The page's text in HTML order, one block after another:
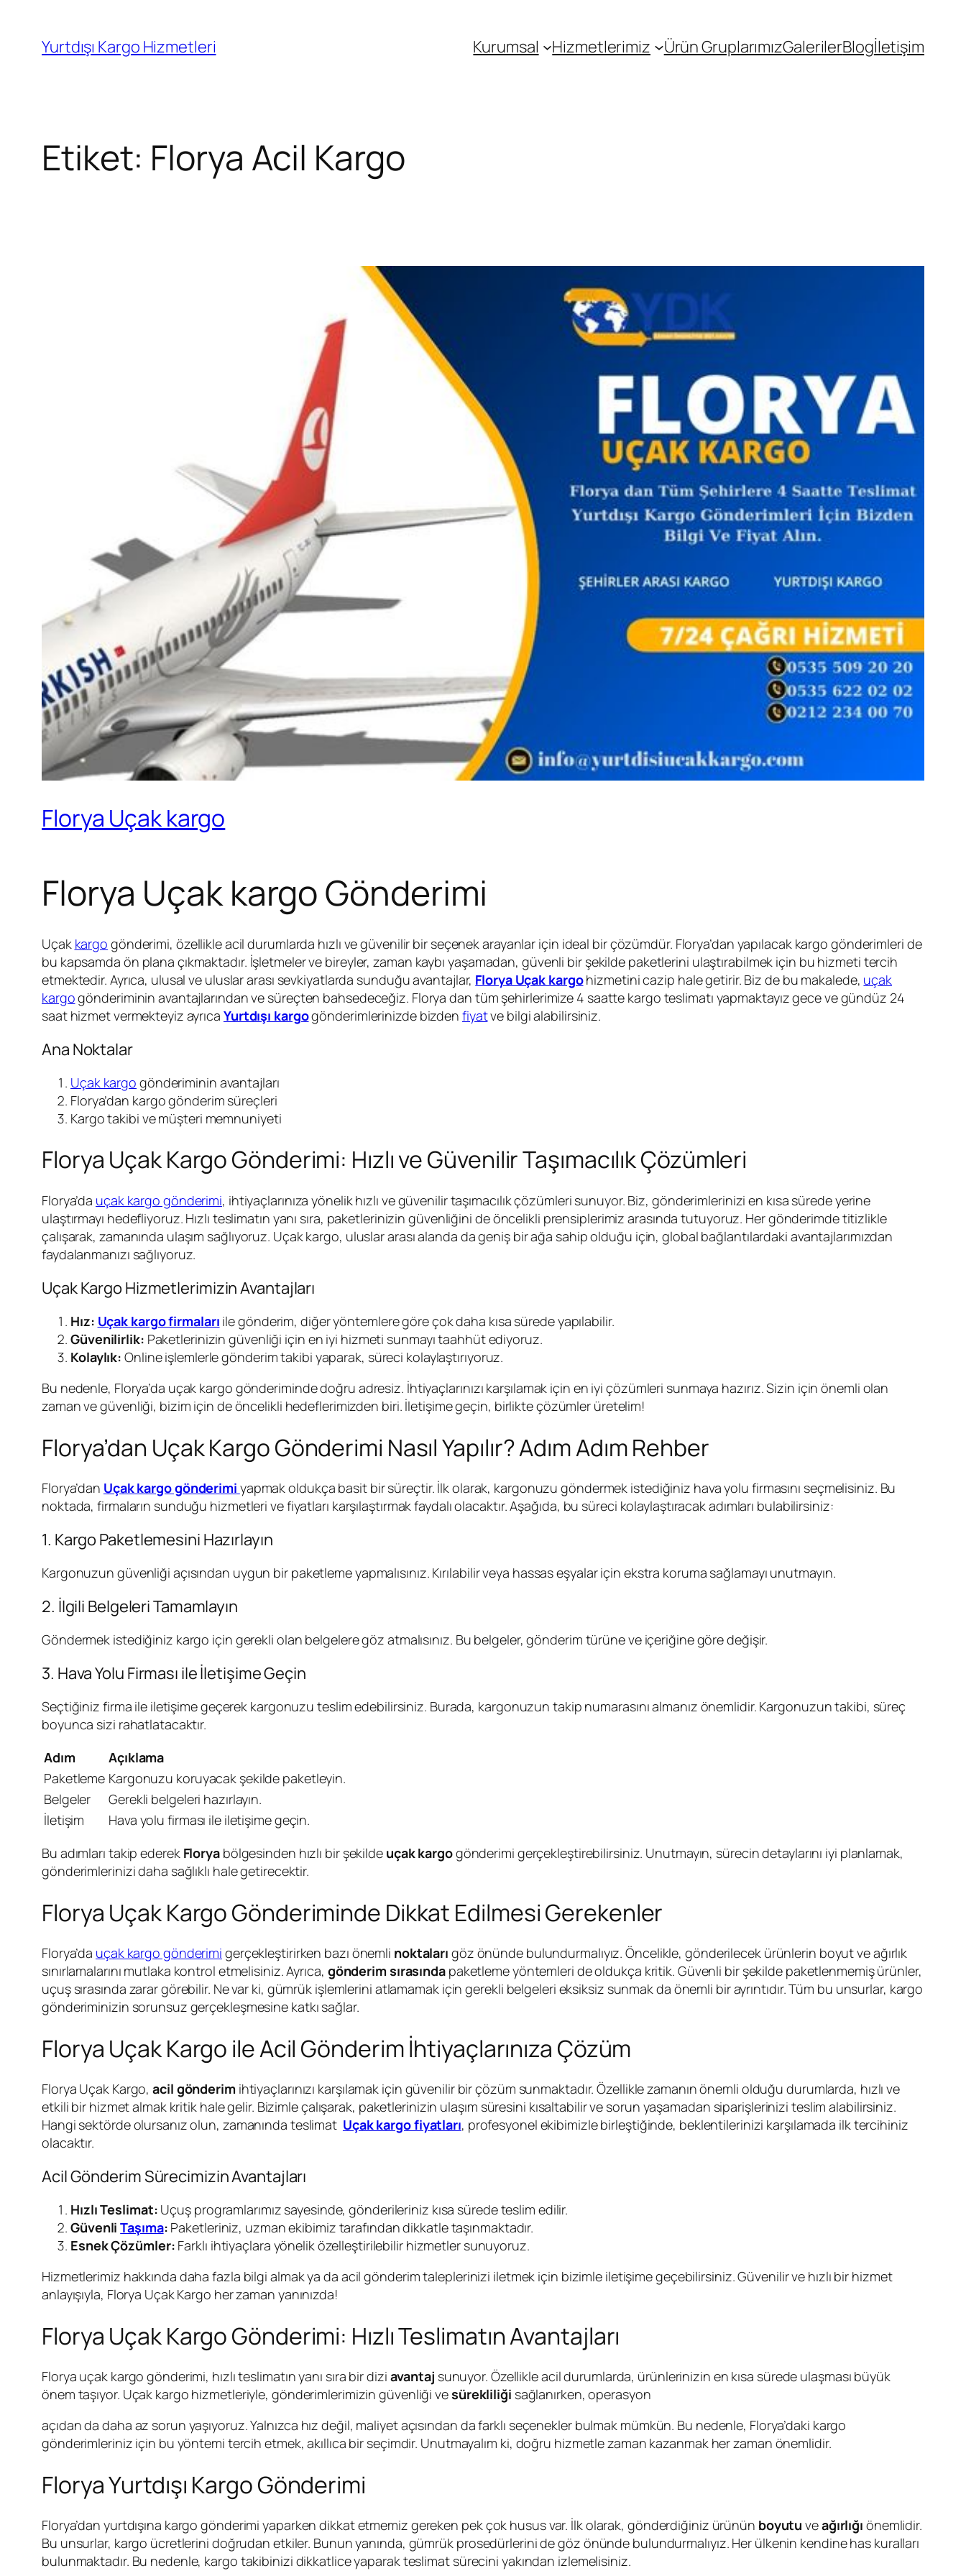
Yurtdışı Kargo Hizmetleri Kurumsal Hizmetlerimiz Ürün GruplarımızGalerilerBlogİletişim
Etiket: Florya Acil Kargo
Florya Uçak kargo
Florya Uçak kargo Gönderimi
Uçak kargo gönderimi, özellikle acil durumlarda hızlı ve güvenilir bir seçenek arayanlar için ideal bir çözümdür. Florya’dan yapılacak kargo gönderimleri de
bu kapsamda ön plana çıkmaktadır. İşletmeler ve bireyler, zaman kaybı yaşamadan, güvenli bir şekilde paketlerini ulaştırabilmek için bu hizmeti tercih
etmektedir. Ayrıca, ulusal ve uluslar arası sevkiyatlarda sunduğu avantajlar, Florya Uçak kargohizmetini cazip hale getirir. Biz de bu makalede, uçak
kargogönderiminin avantajlarından ve süreçten bahsedeceğiz. Florya dan tüm şehirlerimize 4 saatte kargo teslimatı yapmaktayız gece ve gündüz 24
saat hizmet vermekteyiz ayrıca Yurtdışı kargogönderimlerinizde bizden fiyatve bilgi alabilirsiniz.
Ana Noktalar
Uçak kargo gönderiminin avantajları
Florya’dan kargo gönderim süreçleri
Kargo takibi ve müşteri memnuniyeti
Florya Uçak Kargo Gönderimi: Hızlı ve Güvenilir Taşımacılık Çözümleri
Florya’da uçak kargo gönderimi, ihtiyaçlarınıza yönelik hızlı ve güvenilir taşımacılık çözümleri sunuyor. Biz, gönderimlerinizi en kısa sürede yerine
ulaştırmayı hedefliyoruz. Hızlı teslimatın yanı sıra, paketlerinizin güvenliğini de öncelikli prensiplerimiz arasında tutuyoruz. Her gönderimde titizlikle
çalışarak, zamanında ulaşım sağlıyoruz. Uçak kargo, uluslar arası alanda da geniş bir ağa sahip olduğu için, global bağlantılardaki avantajlarımızdan
faydalanmanızı sağlıyoruz.
Uçak Kargo Hizmetlerimizin Avantajları
Hız: Uçak kargo firmaları ile gönderim, diğer yöntemlere göre çok daha kısa sürede yapılabilir.
Güvenilirlik: Paketlerinizin güvenliği için en iyi hizmeti sunmayı taahhüt ediyoruz.
Kolaylık: Online işlemlerle gönderim takibi yaparak, süreci kolaylaştırıyoruz.
Bu nedenle, Florya’da uçak kargo gönderiminde doğru adresiz. İhtiyaçlarınızı karşılamak için en iyi çözümleri sunmaya hazırız. Sizin için önemli olan
zaman ve güvenliği, bizim için de öncelikli hedeflerimizden biri. İletişime geçin, birlikte çözümler üretelim!
Florya’dan Uçak Kargo Gönderimi Nasıl Yapılır? Adım Adım Rehber
Florya’dan Uçak kargo gönderimi yapmak oldukça basit bir süreçtir. İlk olarak, kargonuzu göndermek istediğiniz hava yolu firmasını seçmelisiniz. Bu
noktada, firmaların sunduğu hizmetleri ve fiyatları karşılaştırmak faydalı olacaktır. Aşağıda, bu süreci kolaylaştıracak adımları bulabilirsiniz:
1. Kargo Paketlemesini Hazırlayın
Kargonuzun güvenliği açısından uygun bir paketleme yapmalısınız. Kırılabilir veya hassas eşyalar için ekstra koruma sağlamayı unutmayın.
2. İlgili Belgeleri Tamamlayın
Göndermek istediğiniz kargo için gerekli olan belgelere göz atmalısınız. Bu belgeler, gönderim türüne ve içeriğine göre değişir.
3. Hava Yolu Firması ile İletişime Geçin
Seçtiğiniz firma ile iletişime geçerek kargonuzu teslim edebilirsiniz. Burada, kargonuzun takip numarasını almanız önemlidir. Kargonuzun takibi, süreç
boyunca sizi rahatlatacaktır.
Adım
Açıklama
Paketleme Kargonuzu koruyacak şekilde paketleyin.
Belgeler
Gerekli belgeleri hazırlayın.
İletişim
Hava yolu firması ile iletişime geçin.
Bu adımları takip ederek Floryabölgesinden hızlı bir şekilde uçak kargogönderimi gerçekleştirebilirsiniz. Unutmayın, sürecin detaylarını iyi planlamak,
gönderimlerinizi daha sağlıklı hale getirecektir.
Florya Uçak Kargo Gönderiminde Dikkat Edilmesi Gerekenler
Florya’da uçak kargo gönderimi gerçekleştirirken bazı önemli noktaları göz önünde bulundurmalıyız. Öncelikle, gönderilecek ürünlerin boyut ve ağırlık
sınırlamalarını mutlaka kontrol etmelisiniz. Ayrıca, gönderim sırasındapaketleme yöntemleri de oldukça kritik. Güvenli bir şekilde paketlenmemiş ürünler,
uçuş sırasında zarar görebilir. Ne var ki, gümrük işlemlerini atlamamak için gerekli belgeleri eksiksiz sunmak da önemli bir ayrıntıdır. Tüm bu unsurlar, kargo
gönderiminizin sorunsuz gerçekleşmesine katkı sağlar.
Florya Uçak Kargo ile Acil Gönderim İhtiyaçlarınıza Çözüm
Florya Uçak Kargo,acil gönderimihtiyaçlarınızı karşılamak için güvenilir bir çözüm sunmaktadır. Özellikle zamanın önemli olduğu durumlarda, hızlı ve
etkili bir hizmet almak kritik hale gelir. Bizimle çalışarak, paketlerinizin ulaşım süresini kısaltabilir ve sorun yaşamadan siparişlerinizi teslim alabilirsiniz.
Hangi sektörde olursanız olun, zamanında teslimat Uçak kargo fiyatları, profesyonel ekibimizle birleştiğinde, beklentilerinizi karşılamada ilk tercihiniz
olacaktır.
Acil Gönderim Sürecimizin Avantajları
Hızlı Teslimat: Uçuş programlarımız sayesinde, gönderileriniz kısa sürede teslim edilir.
GüvenliTaşıma: Paketleriniz, uzman ekibimiz tarafından dikkatle taşınmaktadır.
Esnek Çözümler: Farklı ihtiyaçlara yönelik özelleştirilebilir hizmetler sunuyoruz.
Hizmetlerimiz hakkında daha fazla bilgi almak ya da acil gönderim taleplerinizi iletmek için bizimle iletişime geçebilirsiniz. Güvenilir ve hızlı bir hizmet
anlayışıyla, Florya Uçak Kargo her zaman yanınızda!
Florya Uçak Kargo Gönderimi: Hızlı Teslimatın Avantajları
Florya uçak kargo gönderimi, hızlı teslimatın yanı sıra bir dizi avantaj sunuyor. Özellikle acil durumlarda, ürünlerinizin en kısa sürede ulaşması büyük
önem taşıyor. Uçak kargo hizmetleriyle, gönderimlerimizin güvenliği vesürekliliği sağlanırken, operasyon
açıdan da daha az sorun yaşıyoruz. Yalnızca hız değil, maliyet açısından da farklı seçenekler bulmak mümkün. Bu nedenle, Florya’daki kargo
gönderimleriniz için bu yöntemi tercih etmek, akıllıca bir seçimdir. Unutmayalım ki, doğru hizmetle zaman kazanmak her zaman önemlidir.
Florya Yurtdışı Kargo Gönderimi
Florya’dan yurtdışına kargo gönderimi yaparken dikkat etmemiz gereken pek çok husus var. İlk olarak, gönderdiğiniz ürünün boyutu veağırlığı önemlidir.
Bu unsurlar, kargo ücretlerini doğrudan etkiler. Bunun yanında, gümrük prosedürlerini de göz önünde bulundurmalıyız. Her ülkenin kendine has kuralları
bulunmaktadır. Bu nedenle, kargo takibinizi dikkatlice yaparak teslimat sürecini yakından izlemelisiniz.